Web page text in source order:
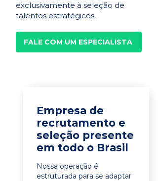
exclusivamente à seleção de
talentos estratégicos.
FALE COM UM ESPECIALISTA
Empresa de
recrutamento e
seleção presente
em todo o Brasil
Nossa operação é
estruturada para se adaptar